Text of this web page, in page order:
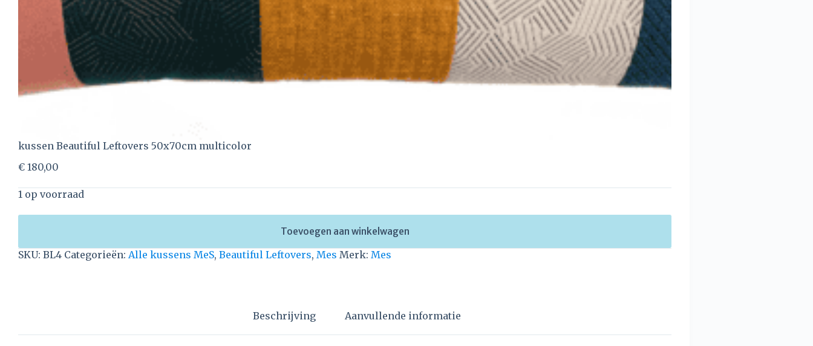
kussen Beautiful Leftovers 50x70cm multicolor
€ 180,00
1 op voorraad
Toevoegen aan winkelwagen
SKU: BL4 Categorieën: Alle kussens MeS, Beautiful Leftovers, Mes Merk: Mes
Beschrijving Aanvullende informatie